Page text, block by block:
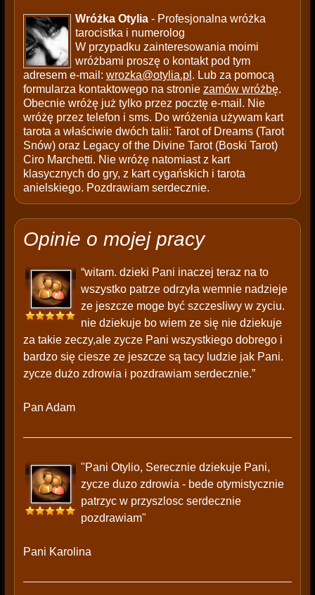
Wróżka Otylia- Profesjonalna wróżka
tarocistka i numerolog
W przypadku zainteresowania moimi
wróżbami proszę o kontakt pod tym
adresem e-mail: wrozka@otylia.pl . Lub za pomocą
formularza kontaktowego na stronie zamów wróżbę.
Obecnie wróżę już tylko przez pocztę e-mail. Nie
wróżę przez telefon i sms. Do wróżenia używam kart
tarota a właściwie dwóch talii: Tarot of Dreams (Tarot
Snów) oraz Legacy of the Divine Tarot (Boski Tarot)
Ciro Marchetti. Nie wróżę natomiast z kart
klasycznych do gry, z kart cygańskich i tarota
anielskiego. Pozdrawiam serdecznie.
Opinie o mojej pracy
“witam. dzieki Pani inaczej teraz na to
wszystko patrze odrzyła wemnie nadzieje
ze jeszcze moge być szczesliwy w zyciu.
nie dziekuje bo wiem ze się nie dziekuje
za takie zeczy,ale zycze Pani wszystkiego dobrego i
bardzo się ciesze ze jeszcze są tacy ludzie jak Pani.
zycze dużo zdrowia i pozdrawiam serdecznie.”
Pan Adam
"Pani Otylio, Serecznie dziekuje Pani,
zycze duzo zdrowia - bede otymistycznie
patrzyc w przyszlosc serdecznie
pozdrawiam"
Pani Karolina